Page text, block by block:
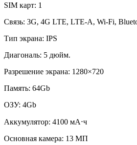
SIM карт: 1
Связь: 3G, 4G LTE, LTE-A, Wi-Fi,
Тип экрана: IPS
Диагональ: 5 дюйм.
Разрешение экрана: 1280×720
Память: 64Gb
ОЗУ: 4Gb
Аккумулятор: 4100 мА⋅ч
Основная камера: 13 МП